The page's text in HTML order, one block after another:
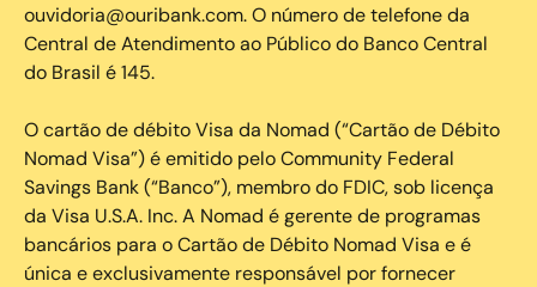
ouvidoria@ouribank.com. O número de telefone da
Central de Atendimento ao Público do Banco Central
do Brasil é 145.
O cartão de débito Visa da Nomad (“Cartão de Débito
Nomad Visa”) é emitido pelo Community Federal
Savings Bank (“Banco”), membro do FDIC, sob licença
da Visa U.S.A. Inc. A Nomad é gerente de programas
bancários para o Cartão de Débito Nomad Visa e é
única e exclusivamente responsável por fornecer